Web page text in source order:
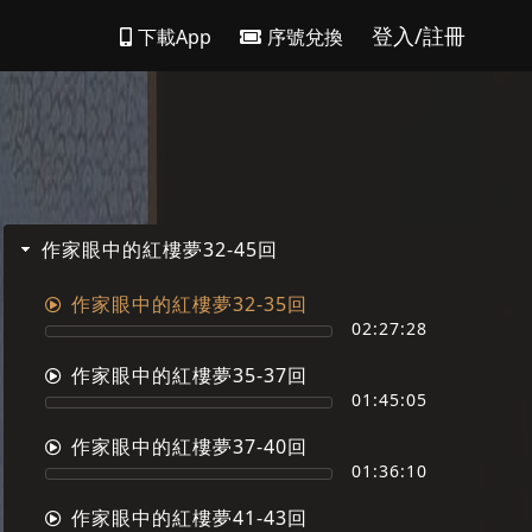
下載App 序號兌換 登入/註冊
作家眼中的紅樓夢32-45回
作家眼中的紅樓夢32-35回
02:27:28
作家眼中的紅樓夢35-37回
01:45:05
作家眼中的紅樓夢37-40回
01:36:10
作家眼中的紅樓夢41-43回